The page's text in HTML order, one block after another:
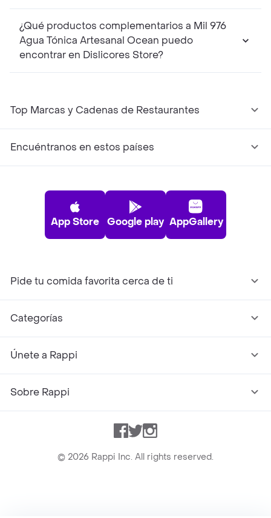
¿Qué productos complementarios a Mil 976
Agua Tónica Artesanal Ocean puedo
encontrar en Dislicores Store?
Top Marcas y Cadenas de Restaurantes
Encuéntranos en estos países
App Store Google play AppGallery
Pide tu comida favorita cerca de ti
Categorías
Únete a Rappi
Sobre Rappi
Facebook
TwitterInstagram
© 2026 Rappi Inc. All rights reserved.